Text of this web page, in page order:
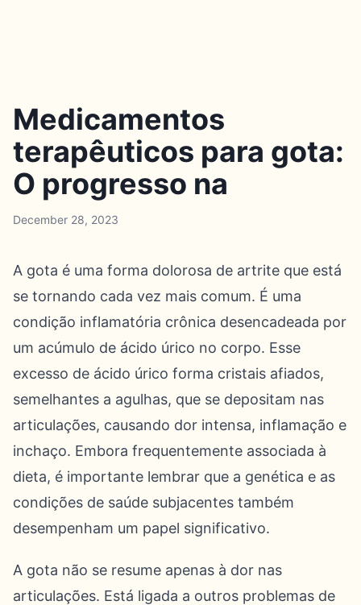
Medicamentos
terapêuticos para gota:
O progresso na
December 28, 2023
A gota é uma forma dolorosa de artrite que está
se tornando cada vez mais comum. É uma
condição inflamatória crônica desencadeada por
um acúmulo de ácido úrico no corpo. Esse
excesso de ácido úrico forma cristais afiados,
semelhantes a agulhas, que se depositam nas
articulações, causando dor intensa, inflamação e
inchaço. Embora frequentemente associada à
dieta, é importante lembrar que a genética e as
condições de saúde subjacentes também
desempenham um papel significativo.
A gota não se resume apenas à dor nas
articulações. Está ligada a outros problemas de